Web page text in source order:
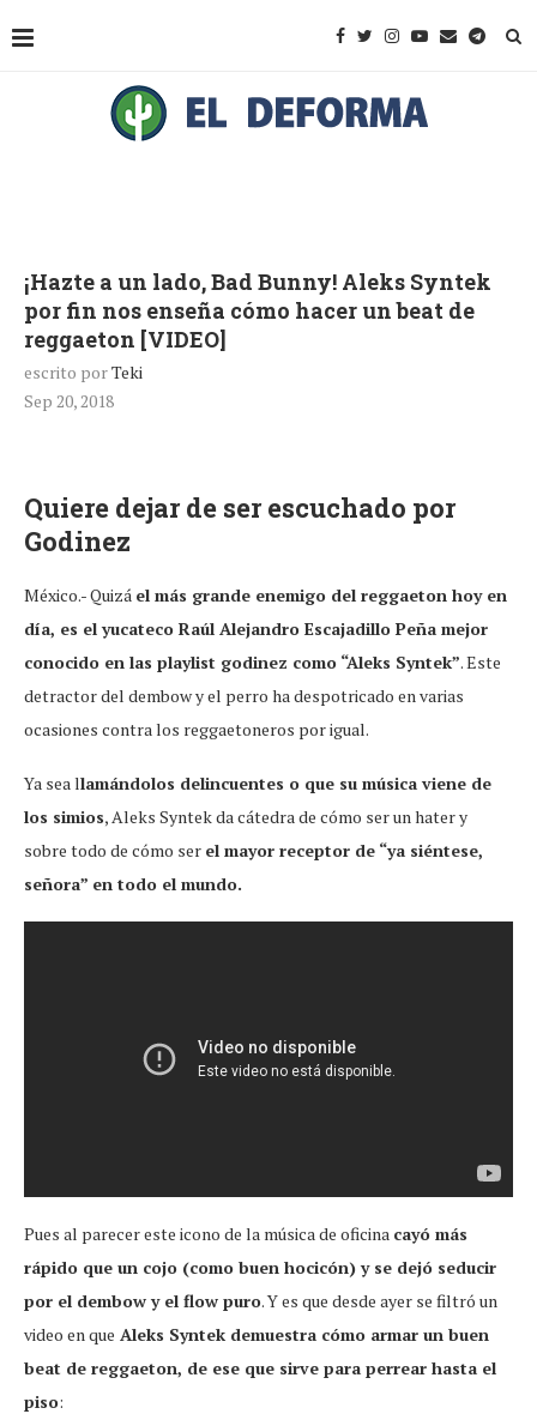
¡Hazte a un lado, Bad Bunny! Aleks Syntek
por fin nos enseña cómo hacer un beat de
reggaeton [VIDEO]
escrito porTeki
Sep 20, 2018
Quiere dejar de ser escuchado por
Godinez
México.- Quizá el más grande enemigo del reggaeton hoy en
día, es el yucateco Raúl Alejandro Escajadillo Peña mejor
conocido en las playlist godinez como “Aleks Syntek”. Este
detractor del dembow y el perro ha despotricado en varias
ocasiones contra los reggaetoneros por igual.
Ya sea llamándolos delincuentes o que su música viene de
los simios, Aleks Syntek da cátedra de cómo ser un hater y
sobre todo de cómo ser el mayor receptor de “ya siéntese,
señora” en todo el mundo.
Pues al parecer este icono de la música de oficina cayó más
rápido que un cojo (como buen hocicón) y se dejó seducir
por el dembow y el flow puro. Y es que desde ayer se filtró un
video en que Aleks Syntek demuestra cómo armar un buen
beat de reggaeton, de ese que sirve para perrear hasta el
piso: